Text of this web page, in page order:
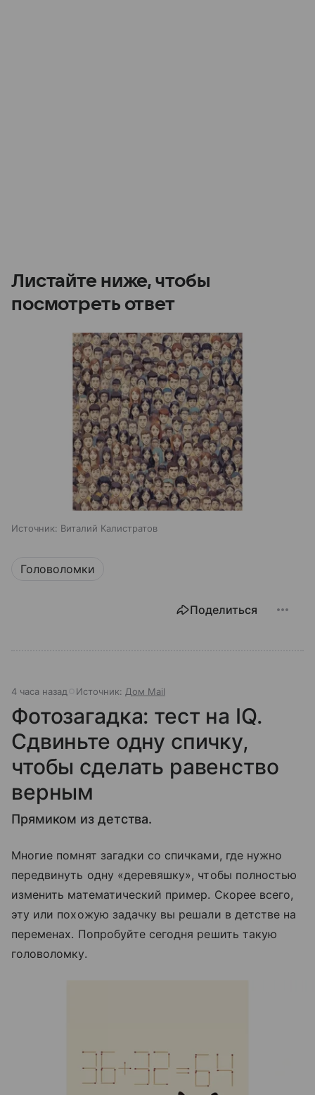
Листайте ниже, чтобы
посмотреть ответ
Источник: Виталий Калистратов
Головоломки
Поделиться
4 часа назад Источник: Дом Mail
Фотозагадка: тест на IQ.
Сдвиньте одну спичку,
чтобы сделать равенство
верным
Прямиком из детства.
Многие помнят загадки со спичками, где нужно
передвинуть одну «деревяшку», чтобы полностью
изменить математический пример. Скорее всего,
эту или похожую задачку вы решали в детстве на
переменах. Попробуйте сегодня решить такую
головоломку.